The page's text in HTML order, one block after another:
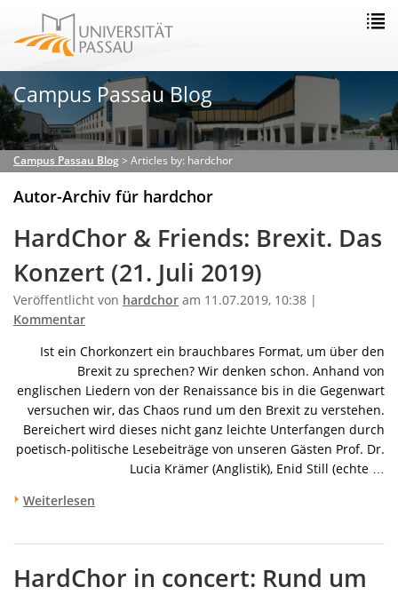
Campus Passau Blog
Campus Passau Blog> Articles by: hardchor
Autor-Archiv für hardchor
HardChor & Friends: Brexit. Das
Konzert (21. Juli 2019)
Veröffentlicht von hardchor am 11.07.2019, 10:38 |
Kommentar
Ist ein Chorkonzert ein brauchbares Format, um über den
Brexit zu sprechen? Wir denken schon. Anhand von
englischen Liedern von der Renaissance bis in die Gegenwart
versuchen wir, das Chaos rund um den Brexit zu verstehen.
Bereichert wird dieses nicht ganz leichte Unterfangen durch
poetisch-politische Lesebeiträge von unseren Gästen Prof. Dr.
Lucia Krämer (Anglistik), Enid Still (echte …
Weiterlesen
HardChor in concert: Rund um